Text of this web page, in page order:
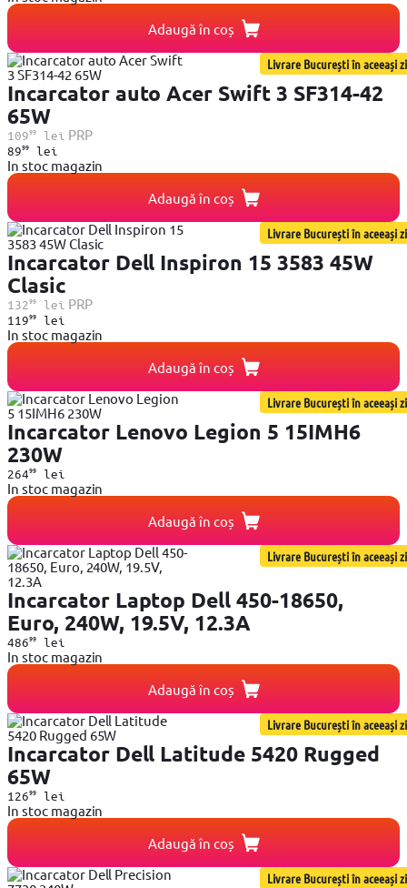
Adaugă în coș
Livrare București în aceeași zi
Incarcator auto Acer Swift 3 SF314-42
65W
10999lei PRP
8999lei
In stoc magazin
Adaugă în coș
Livrare București în aceeași zi
Incarcator Dell Inspiron 15 3583 45W
Clasic
13299lei PRP
11999lei
In stoc magazin
Adaugă în coș
Livrare București în aceeași zi
Incarcator Lenovo Legion 5 15IMH6
230W
26499lei
In stoc magazin
Adaugă în coș
Livrare București în aceeași zi
Incarcator Laptop Dell 450-18650,
Euro, 240W, 19.5V, 12.3A
48699lei
In stoc magazin
Adaugă în coș
Livrare București în aceeași zi
Incarcator Dell Latitude 5420 Rugged
65W
12699lei
In stoc magazin
Adaugă în coș
Livrare București în aceeași zi